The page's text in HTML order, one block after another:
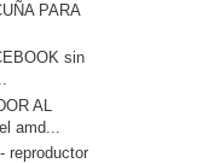
PARA
sin
AL
amd...
reproductor